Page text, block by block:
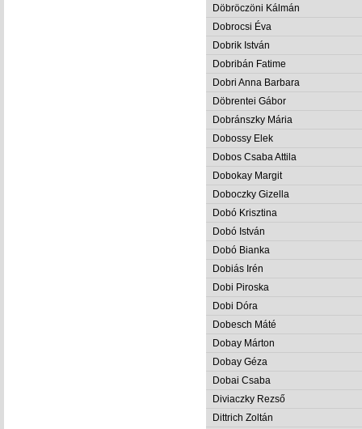
Döbröczöni Kálmán
Dobrocsi Éva
Dobrik István
Dobribán Fatime
Dobri Anna Barbara
Döbrentei Gábor
Dobránszky Mária
Dobossy Elek
Dobos Csaba Attila
Dobokay Margit
Doboczky Gizella
Dobó Krisztina
Dobó István
Dobó Bianka
Dobiás Irén
Dobi Piroska
Dobi Dóra
Dobesch Máté
Dobay Márton
Dobay Géza
Dobai Csaba
Diviaczky Rezső
Dittrich Zoltán